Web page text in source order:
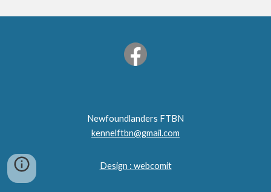
Newfoundlanders FTBN
kennelftbn@gmail.com
Design : webcomit